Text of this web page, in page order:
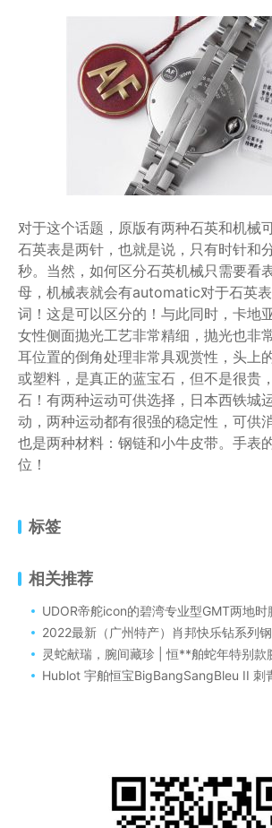
对于这个话题，原版有两种石英和机械
石英表是两针，也就是说，只有时针和
秒。当然，如何区分石英机械只需要看
母，机械表就会有automatic对于石英
词！这是可以区分的！与此同时，卡地
女性侧面抛光工艺非常精细，抛光也非
耳位置的倒角处理非常具观赏性，头上
或塑料，是真正的蓝宝石，但不是很贵
石！有两种运动可供选择，日本西铁城
动，两种运动都有很强的稳定性，可供
也是两种材料：钢链和小牛皮带。手表
位！
标签
相关推荐
UDOR帝舵icon的碧湾专业型GMT两地时
2022最新（广州特产）肖邦快乐钻系列钢带
灵蛇献瑞，腕间藏珍 | 恒**舶蛇年特别款
Hublot 宇舶恒宝BigBangSangBleu II 刺青复刻表（广州特产腕表宇